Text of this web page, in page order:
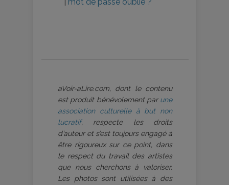
aVoir-aLire.com, dont le contenu
est produit bénévolement par une
association culturelle à but non
lucratif, respecte les droits
d’auteur et s’est toujours engagé à
être rigoureux sur ce point, dans
le respect du travail des artistes
que nous cherchons à valoriser.
Les photos sont utilisées à des